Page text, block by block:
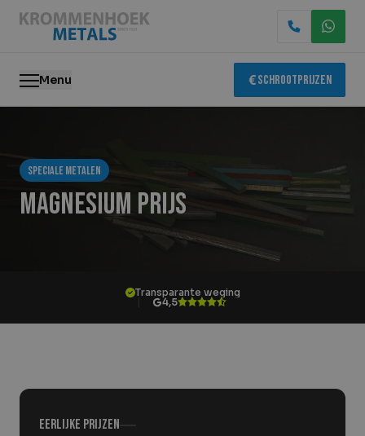
Menu Schrootprijzen
Elektronica recycling
Slopen & demontage
Werken bij
Speciale metalen
Magnesium prijs
Transparante weging
4,5
Eerlijke prijzen